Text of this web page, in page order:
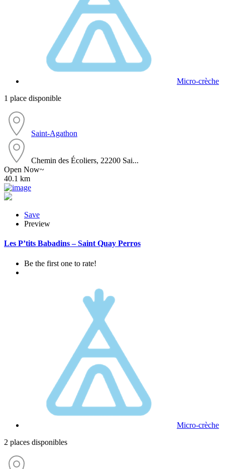
Micro-crèche
1 place disponible
Saint-Agathon
Chemin des Écoliers, 22200 Sai...
Open Now~
40.1 km
Save
Preview
Les P’tits Babadins – Saint Quay Perros
Be the first one to rate!
Micro-crèche
2 places disponibles